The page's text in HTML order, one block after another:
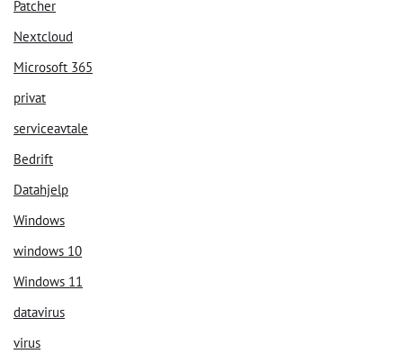
Patcher
Nextcloud
Microsoft 365
privat
serviceavtale
Bedrift
Datahjelp
Windows
windows 10
Windows 11
datavirus
virus